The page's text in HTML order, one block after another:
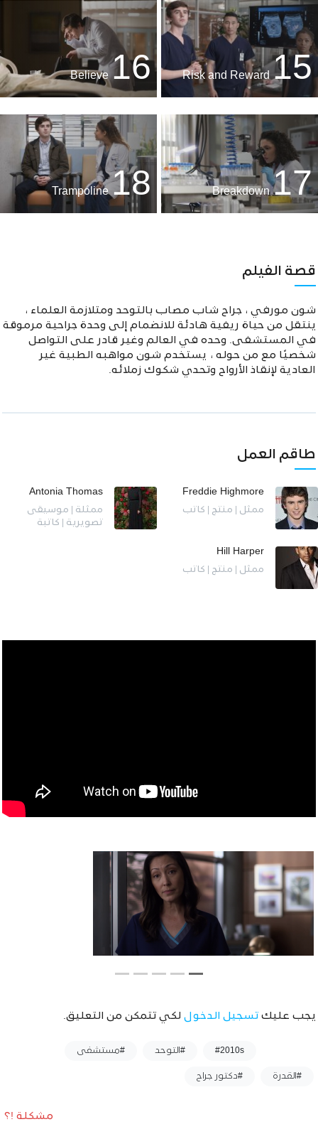
15
Risk and Reward
16
Believe
17
Breakdown
18
Trampoline
قصة الفيلم
شون مورفي ، جراح شاب مصاب بالتوحد ومتلازمة العلماء ،
ينتقل من حياة ريفية هادئة للانضمام إلى وحدة جراحية مرموقة
في المستشفى. وحده في العالم وغير قادر على التواصل
شخصيًا مع من حوله ، يستخدم شون مواهبه الطبية غير
العادية لإنقاذ الأرواح وتحدي شكوك زملائه.
طاقم العمل
Freddie Highmore
ممثل | منتج | كاتب
Antonia Thomas
ممثلة | موسيقى
تصويرية | كاتبة
Hill Harper
ممثل | منتج | كاتب
يجب عليك تسجيل الدخول لكي تتمكن من التعليق.
#2010s #التوحد #مستشفى
#القدرة #دكتور جراح
مشكلة !؟